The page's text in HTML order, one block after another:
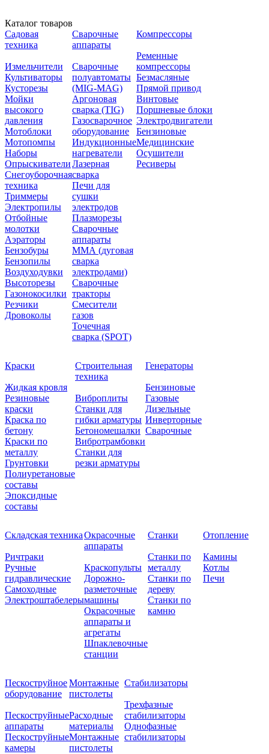
Каталог товаров
Садовая
техника
Измельчители
Культиваторы
Кусторезы
Мойки
высокого
давления
Мотоблоки
Мотопомпы
Наборы
Опрыскиватели
Снегоуборочная
техника
Триммеры
Электропилы
Отбойные
молотки
Аэраторы
Бензобуры
Бензопилы
Воздуходувки
Высоторезы
Газонокосилки
Резчики
Дровоколы
Сварочные
аппараты
Сварочные
полуавтоматы
(MIG-MAG)
Аргоновая
сварка (TIG)
Газосварочное
оборудование
Индукционные
нагреватели
Лазерная
сварка
Печи для
сушки
электродов
Плазморезы
Сварочные
аппараты
ММА (дуговая
сварка
электродами)
Сварочные
тракторы
Смесители
газов
Точечная
сварка (SPOT)
Компрессоры
Ременные
компрессоры
Безмасляные
Прямой привод
Винтовые
Поршневые блоки
Электродвигатели
Бензиновые
Медицинские
Осушители
Ресиверы
Краски
Жидкая кровля
Резиновые
краски
Краска по
бетону
Краски по
металлу
Грунтовки
Полиуретановые
составы
Эпоксидные
составы
Строительная
техника
Виброплиты
Станки для
гибки арматуры
Бетономешалки
Вибротрамбовки
Станки для
резки арматуры
Генераторы
Бензиновые
Газовые
Дизельные
Инверторные
Сварочные
Складская техника
Ричтраки
Ручные
гидравлические
Самоходные
Электроштабелеры
Окрасочные
аппараты
Краскопульты
Дорожно-
разметочные
машины
Окрасочные
аппараты и
агрегаты
Шпаклевочные
станции
Станки
Станки по
металлу
Станки по
дереву
Станки по
камню
Отопление
Камины
Котлы
Печи
Пескоструйное
оборудование
Пескоструйные
аппараты
Пескоструйные
камеры
Монтажные
пистолеты
Расходные
материалы
Монтажные
пистолеты
Стабилизаторы
Трехфазные
стабилизаторы
Однофазные
стабилизаторы